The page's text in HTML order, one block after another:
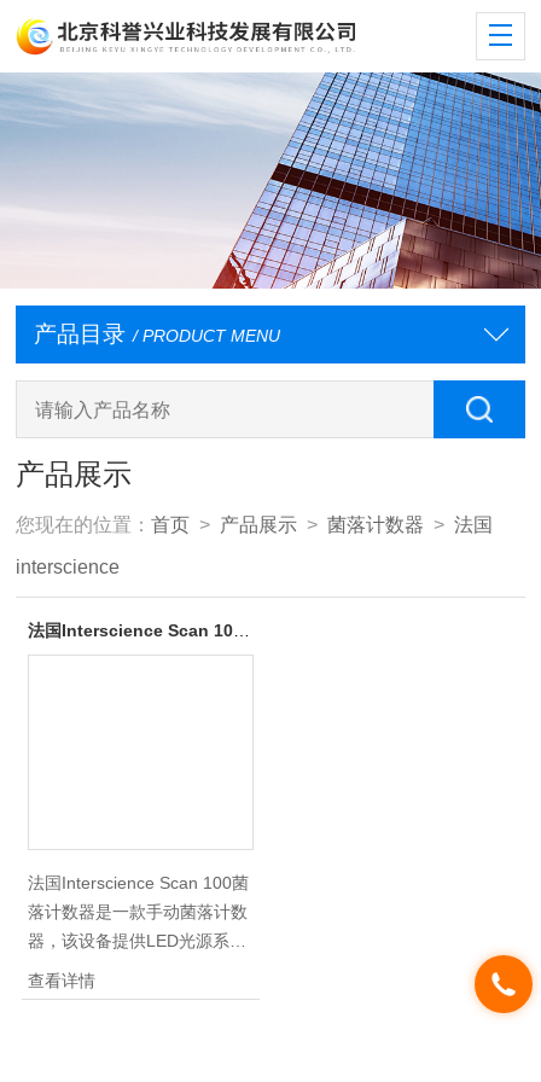
产品目录 / PRODUCT MENU
产品展示
您现在的位置：首页 > 产品展示 >菌落计数器 >法国
interscience
法国Interscience Scan 100菌
落计数器是一款手动菌落计数
器，该设备提供LED光源系统
和符合人体工程学，手臂可以
得到舒缓。黑暗领域的技术提
查看详情